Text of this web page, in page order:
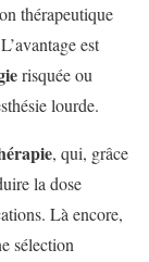
thérapeutique
est
risquée ou
lourde.
, qui, grâce
la dose
Là encore,
sélection